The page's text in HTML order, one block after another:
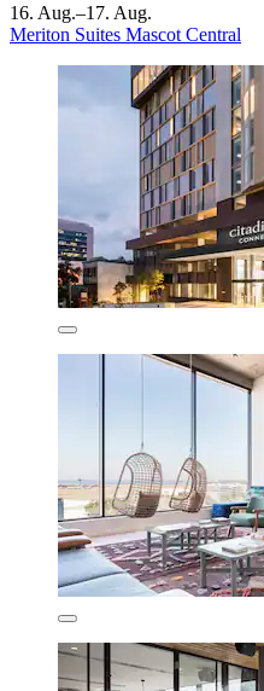
16. Aug.–17. Aug.
Meriton Suites Mascot Central